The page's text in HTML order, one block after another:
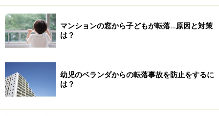
マンションの窓から子どもが転落…原因と対策
は？
幼児のベランダからの転落事故を防止をするに
は？